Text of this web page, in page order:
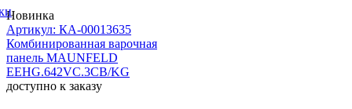
Новинка
Артикул: КА-00013635
Комбинированная варочная
панель MAUNFELD
EEHG.642VC.3CB/KG
доступно к заказу